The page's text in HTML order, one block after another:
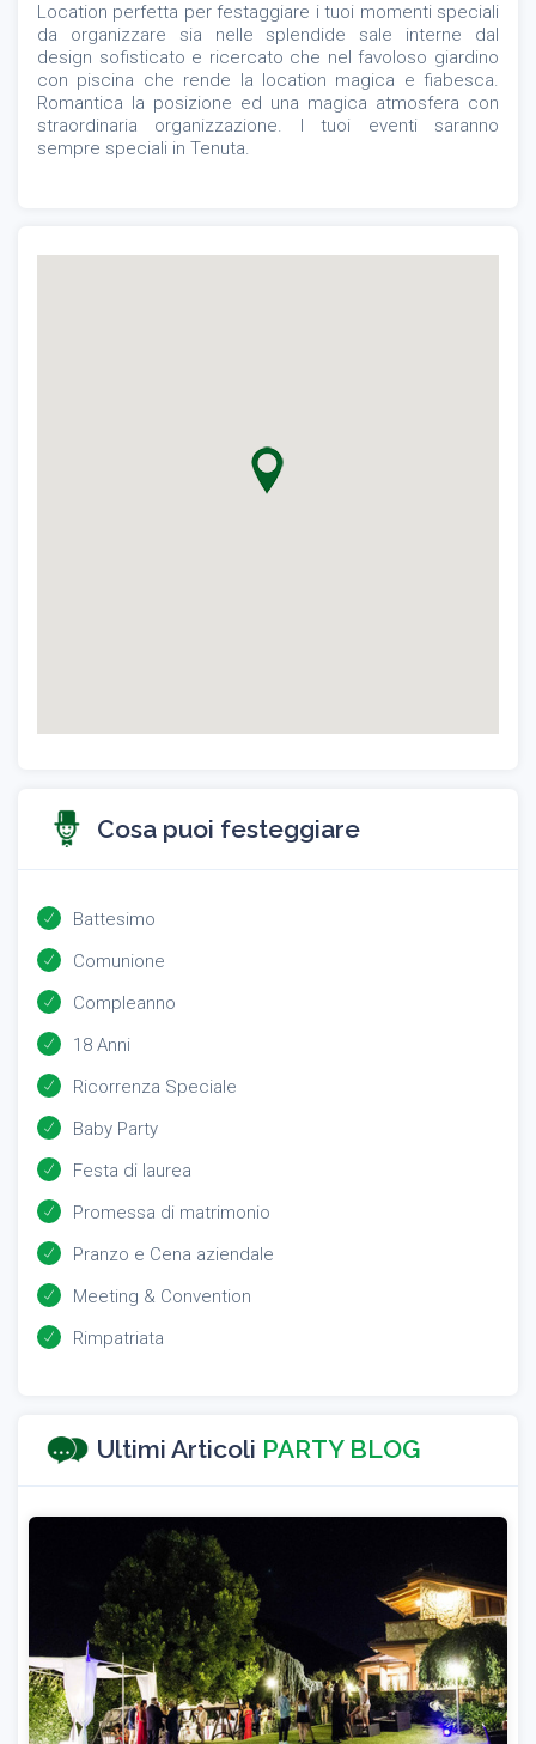
Location perfetta per festaggiare i tuoi momenti speciali
da organizzare sia nelle splendide sale interne dal
design sofisticato e ricercato che nel favoloso giardino
con piscina che rende la location magica e fiabesca.
Romantica la posizione ed una magica atmosfera con
straordinaria organizzazione. I tuoi eventi saranno
sempre speciali in Tenuta.
Cosa puoi festeggiare
Battesimo
Comunione
Compleanno
18 Anni
Ricorrenza Speciale
Baby Party
Festa di laurea
Promessa di matrimonio
Pranzo e Cena aziendale
Meeting & Convention
Rimpatriata
Ultimi Articoli PARTY BLOG